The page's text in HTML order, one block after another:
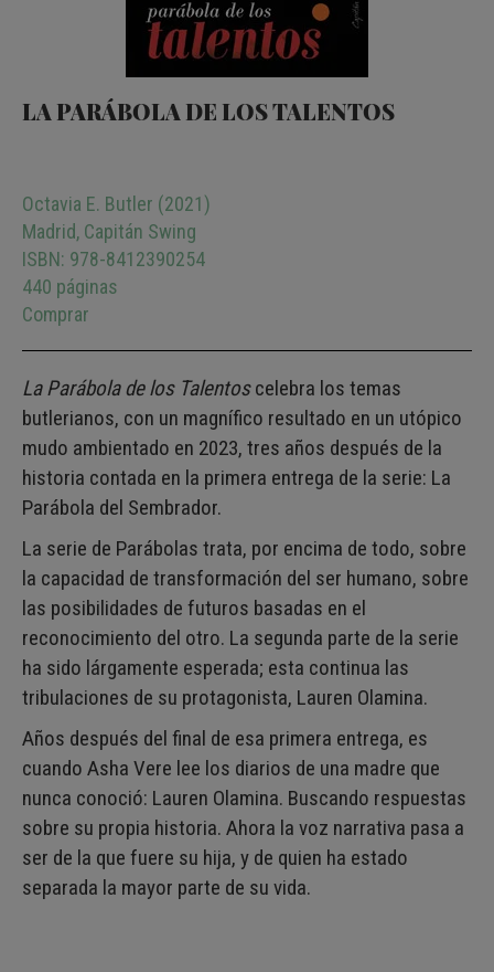
LA PARÁBOLA DE LOS TALENTOS
Octavia E. Butler (2021)
Madrid, Capitán Swing
ISBN: 978-8412390254
440 páginas
Comprar
La Parábola de los Talentoscelebra los temas
butlerianos, con un magnífico resultado en un utópico
mudo ambientado en 2023, tres años después de la
historia contada en la primera entrega de la serie: La
Parábola del Sembrador.
La serie de Parábolas trata, por encima de todo, sobre
la capacidad de transformación del ser humano, sobre
las posibilidades de futuros basadas en el
reconocimiento del otro. La segunda parte de la serie
ha sido lárgamente esperada; esta continua las
tribulaciones de su protagonista, Lauren Olamina.
Años después del final de esa primera entrega, es
cuando Asha Vere lee los diarios de una madre que
nunca conoció: Lauren Olamina. Buscando respuestas
sobre su propia historia. Ahora la voz narrativa pasa a
ser de la que fuere su hija, y de quien ha estado
separada la mayor parte de su vida.